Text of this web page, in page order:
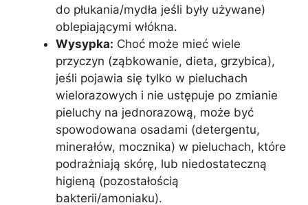
do płukania/mydła jeśli były używane)
oblepiającymi włókna.
Wysypka: Choć może mieć wiele
przyczyn (ząbkowanie, dieta, grzybica),
jeśli pojawia się tylko w pieluchach
wielorazowych i nie ustępuje po zmianie
pieluchy na jednorazową, może być
spowodowana osadami (detergentu,
minerałów, mocznika) w pieluchach, które
podrażniają skórę, lub niedostateczną
higieną (pozostałością
bakterii/amoniaku).